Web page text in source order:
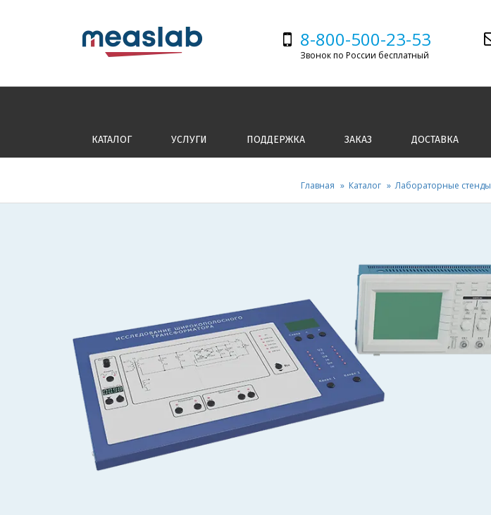
8-800-500-23-53
Звонок по России бесплатный
КАТАЛОГ УСЛУГИ ПОДДЕРЖКА ЗАКАЗ ДОСТАВКА
Главная Каталог Лабораторные стенды